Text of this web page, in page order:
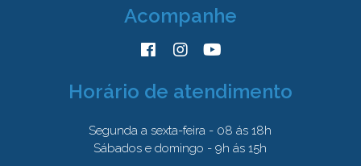
Acompanhe
Horário de atendimento
Segunda a sexta-feira - 08 ás 18h
Sábados e domingo - 9h ás 15h